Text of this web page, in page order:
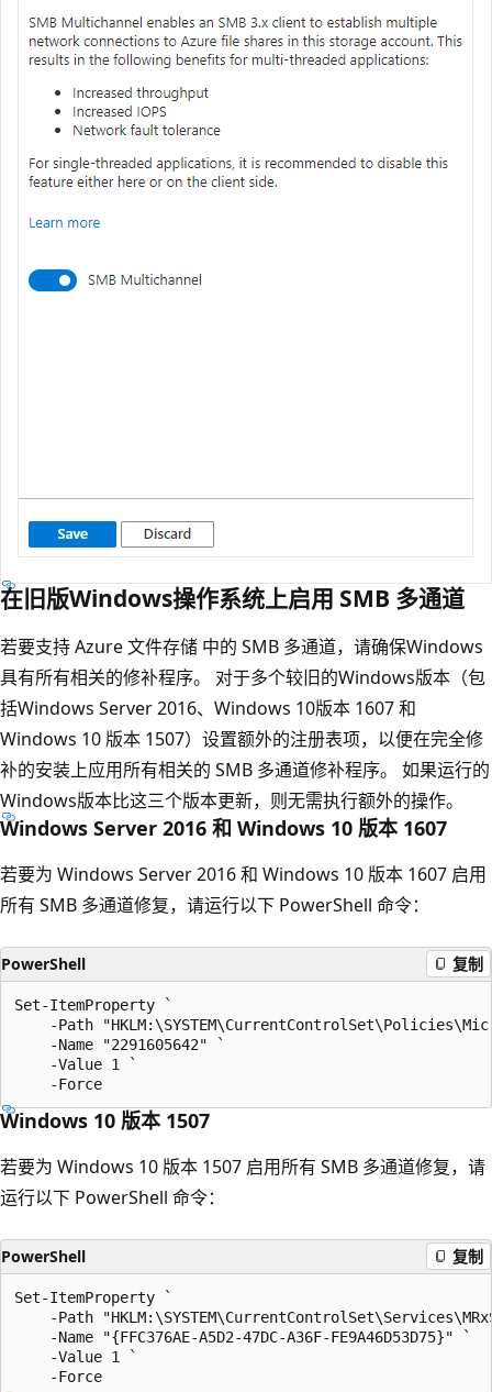
在旧版Windows操作系统上启用 SMB 多通道
若要支持 Azure 文件存储 中的 SMB 多通道，请确保Windows
具有所有相关的修补程序。 对于多个较旧的Windows版本（包
括Windows Server 2016、Windows 10版本 1607 和
Windows 10 版本 1507）设置额外的注册表项，以便在完全修
补的安装上应用所有相关的 SMB 多通道修补程序。 如果运行的
Windows版本比这三个版本更新，则无需执行额外的操作。
Windows Server 2016 和 Windows 10 版本 1607
若要为 Windows Server 2016 和 Windows 10 版本 1607 启用
所有 SMB 多通道修复，请运行以下 PowerShell 命令：
PowerShell 复制
Set-ItemProperty `
-Path
    -Name "2291605642" `
    -Value 1 `
Windows 10 版本 1507
若要为 Windows 10 版本 1507 启用所有 SMB 多通道修复，请
运行以下 PowerShell 命令：
PowerShell 复制
Set-ItemProperty `
-Path
    -Name "{FFC376AE-A5D2-47DC-A36F-FE9A46D53D75}" `
    -Value 1 `